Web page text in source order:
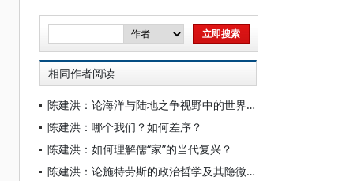
相同作者阅读
陈建洪：论海洋与陆地之争视野中的世界秩序构想
陈建洪：哪个我们？如何差序？
陈建洪：如何理解儒“家”的当代复兴？
陈建洪：论施特劳斯的政治哲学及其隐微论